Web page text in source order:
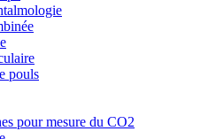
pouls
pour mesure du CO2